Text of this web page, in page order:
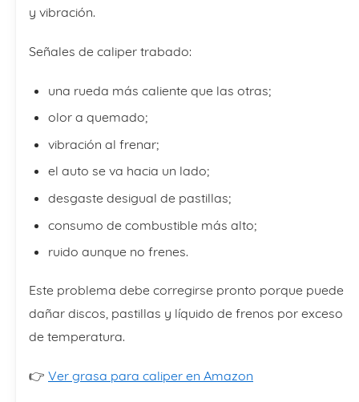
y vibración.
Señales de caliper trabado:
una rueda más caliente que las otras;
olor a quemado;
vibración al frenar;
el auto se va hacia un lado;
desgaste desigual de pastillas;
consumo de combustible más alto;
ruido aunque no frenes.
Este problema debe corregirse pronto porque puede
dañar discos, pastillas y líquido de frenos por exceso
de temperatura.
👉 Ver grasa para caliper en Amazon